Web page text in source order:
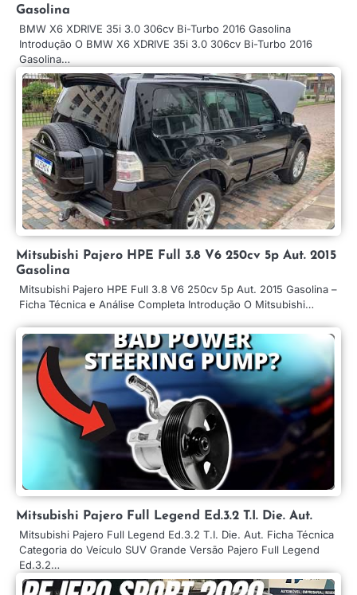
Gasolina
BMW X6 XDRIVE 35i 3.0 306cv Bi-Turbo 2016 Gasolina
Introdução O BMW X6 XDRIVE 35i 3.0 306cv Bi-Turbo 2016
Gasolina…
Mitsubishi Pajero HPE Full 3.8 V6 250cv 5p Aut. 2015
Gasolina
Mitsubishi Pajero HPE Full 3.8 V6 250cv 5p Aut. 2015 Gasolina –
Ficha Técnica e Análise Completa Introdução O Mitsubishi…
Mitsubishi Pajero Full Legend Ed.3.2 T.I. Die. Aut.
Mitsubishi Pajero Full Legend Ed.3.2 T.I. Die. Aut. Ficha Técnica
Categoria do Veículo SUV Grande Versão Pajero Full Legend
Ed.3.2…